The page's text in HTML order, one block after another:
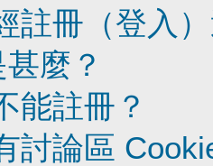
註冊（登入
麼？
能註冊？
討論區